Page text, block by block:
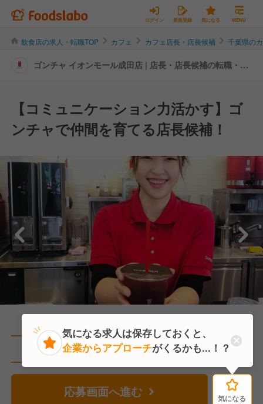
ログイン 新規登録 気になる MENU
飲食店の求人・転職TOP カフェ カフェ店長・店長候補 千葉県の
ゴンチャ イオンモール成田店 | 店長・店長候補の転職・求
【コミュニケーション力活かす】ゴ
ンチャで仲間を育てる店長候補！
直近2人がこの求人を検討中
応募画面へ進む 気になる
気になる
気になる求人は保存しておくと、
企業からアプローチがくるかも...！？